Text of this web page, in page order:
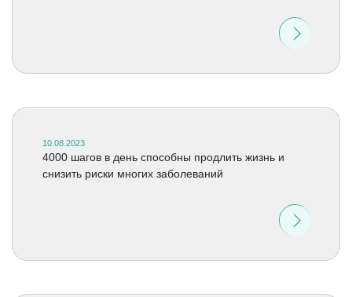
10.08.2023
4000 шагов в день способны продлить жизнь и
снизить риски многих заболеваний